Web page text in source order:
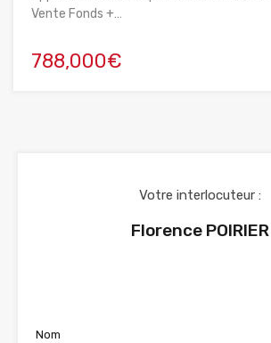
Vente Fonds +…
788,000€
Votre interlocuteur :
Florence POIRIER
Nom